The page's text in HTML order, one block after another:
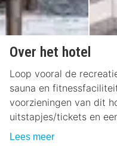
Over het hotel
Loop vooral de
sauna en
voorzieningen van dit
uitstapjes/tickets en
Lees meer